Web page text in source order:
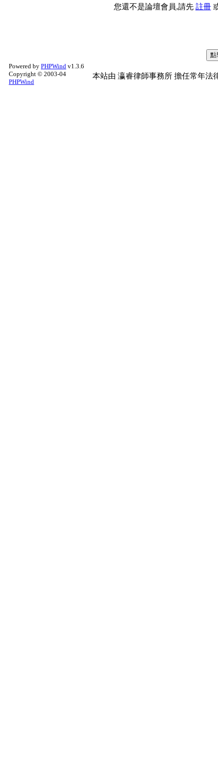
您還不是論壇會員,請先 註冊
Powered by PHPWind v1.3.6
Copyright © 2003-04
PHPWind
本站由 瀛睿律師事務所 擔任常年法